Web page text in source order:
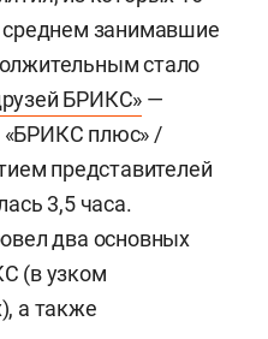
среднем занимавшие
стало
БРИКС» —
«БРИКС плюс» /
представителей
3,5 часа.
два основных
(в узком
а также